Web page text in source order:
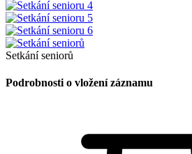
Setkání seniorů
Podrobnosti o vložení záznamu